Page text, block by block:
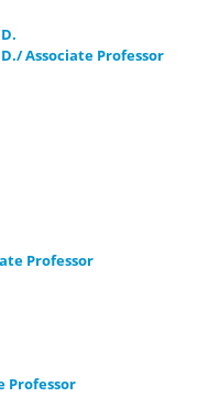
Associate Professor
Professor
Professor